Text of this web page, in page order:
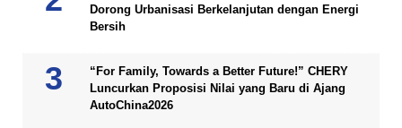
Dorong Urbanisasi Berkelanjutan dengan Energi
Bersih
“For Family, Towards a Better Future!” CHERY
Luncurkan Proposisi Nilai yang Baru di Ajang
AutoChina2026